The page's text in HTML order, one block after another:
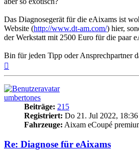
Das Diagnosegerät für die eAixams ist
Website (http://www.dt-am.com/) hier,
der Werkstatt mit 2500 Euro für die paar
Bin für jeden Tipp oder Ansprechpartner
umbertones
Beiträge: 215
Registriert: Do 21. Jul 2022, 18:36
Fahrzeuge: Aixam eCoupé
Re: Diagnose für eAixams